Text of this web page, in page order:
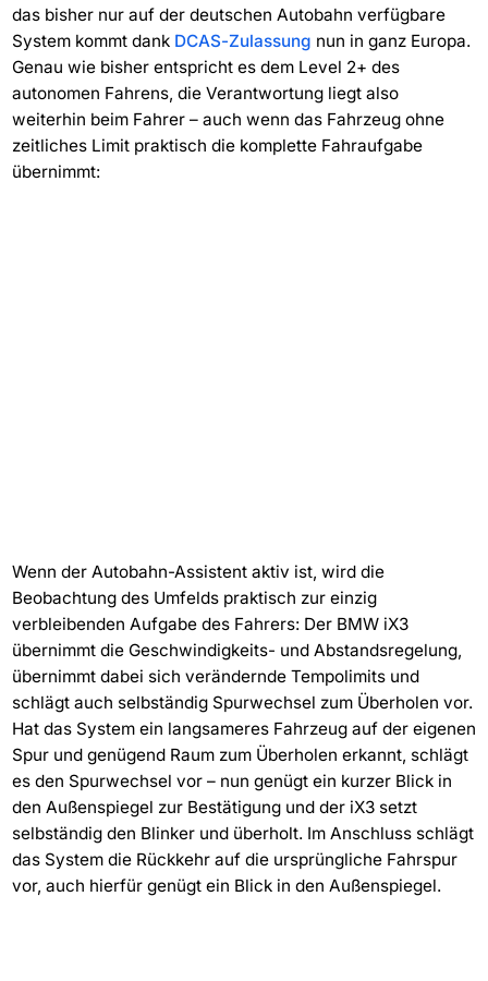
das bisher nur auf der deutschen Autobahn verfügbare
System kommt dank DCAS-Zulassung nun in ganz Europa.
Genau wie bisher entspricht es dem Level 2+ des
autonomen Fahrens, die Verantwortung liegt also
weiterhin beim Fahrer – auch wenn das Fahrzeug ohne
zeitliches Limit praktisch die komplette Fahraufgabe
übernimmt:
Wenn der Autobahn-Assistent aktiv ist, wird die
Beobachtung des Umfelds praktisch zur einzig
verbleibenden Aufgabe des Fahrers: Der BMW iX3
übernimmt die Geschwindigkeits- und Abstandsregelung,
übernimmt dabei sich verändernde Tempolimits und
schlägt auch selbständig Spurwechsel zum Überholen vor.
Hat das System ein langsameres Fahrzeug auf der eigenen
Spur und genügend Raum zum Überholen erkannt, schlägt
es den Spurwechsel vor – nun genügt ein kurzer Blick in
den Außenspiegel zur Bestätigung und der iX3 setzt
selbständig den Blinker und überholt. Im Anschluss schlägt
das System die Rückkehr auf die ursprüngliche Fahrspur
vor, auch hierfür genügt ein Blick in den Außenspiegel.